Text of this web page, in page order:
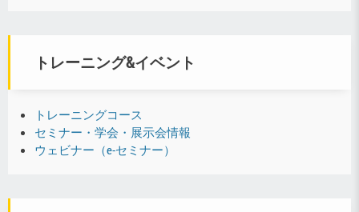
トレーニング&イベント
トレーニングコース
セミナー・学会・展示会情報
ウェビナー（e-セミナー）